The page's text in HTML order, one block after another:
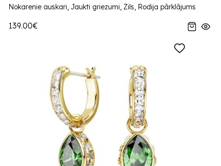
Nokarenie auskari, Jaukti griezumi, Zils, Rodija pārklājums
139.00€